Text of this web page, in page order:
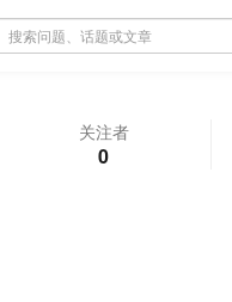
关注者
0